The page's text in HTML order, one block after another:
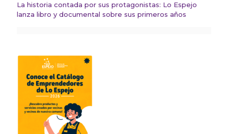
La historia contada por sus protagonistas: Lo Espejo
lanza libro y documental sobre sus primeros años